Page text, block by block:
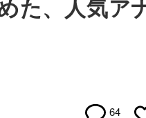
た、人気ア
64